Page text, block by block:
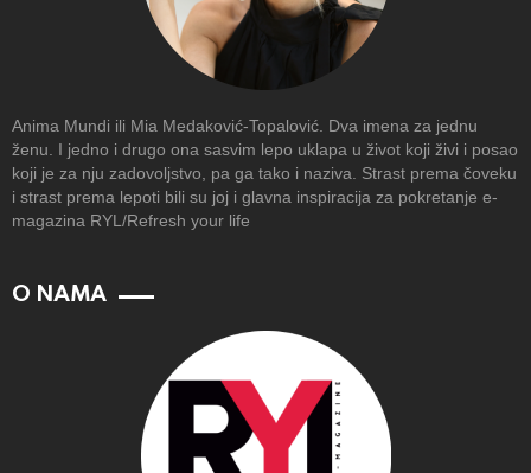
Anima Mundi ili Mia Medaković-Topalović. Dva imena za jednu
ženu. I jedno i drugo ona sasvim lepo uklapa u život koji živi i posao
koji je za nju zadovoljstvo, pa ga tako i naziva. Strast prema čoveku
i strast prema lepoti bili su joj i glavna inspiracija za pokretanje e-
magazina RYL/Refresh your life
O NAMA